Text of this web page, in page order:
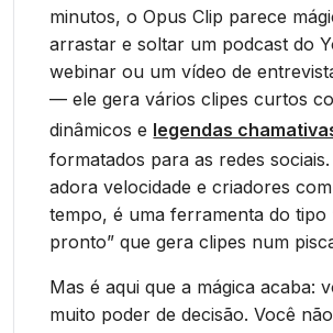
minutos, o Opus Clip parece
arrastar e soltar um podcast do
webinar ou um vídeo de
— ele gera vários clipes curtos
dinâmicos e legendas
formatados para as redes
adora velocidade e criadores
tempo, é uma ferramenta do tipo
pronto” que gera clipes num
Mas é aqui que a mágica acaba:
muito poder de decisão. Você